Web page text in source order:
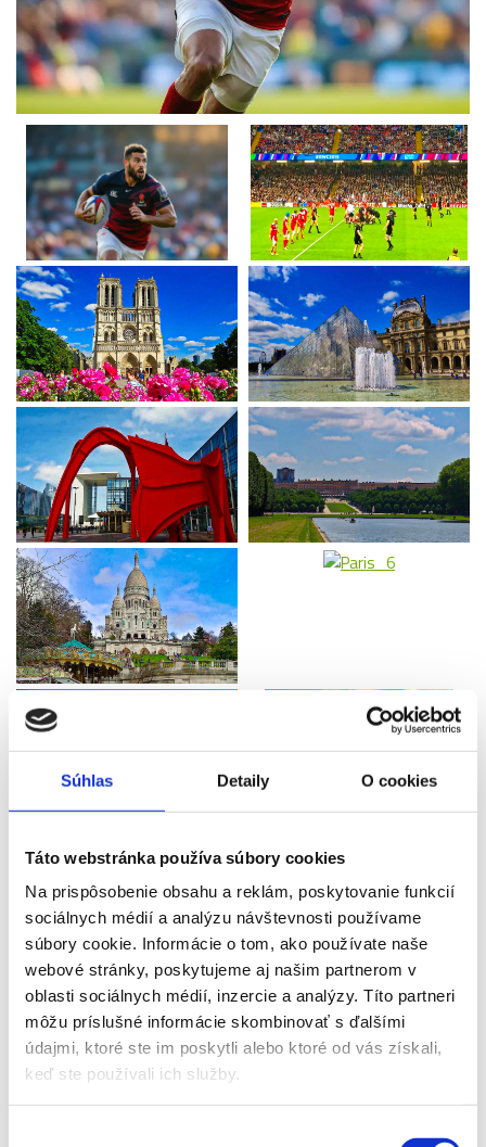
Súhlas Detaily O cookies
Táto webstránka používa súbory cookies
Na prispôsobenie obsahu a reklám, poskytovanie funkcií
sociálnych médií a analýzu návštevnosti používame
súbory cookie. Informácie o tom, ako používate naše
webové stránky, poskytujeme aj našim partnerom v
oblasti sociálnych médií, inzercie a analýzy. Títo partneri
môžu príslušné informácie skombinovať s ďalšími
údajmi, ktoré ste im poskytli alebo ktoré od vás získali,
keď ste používali ich služby.